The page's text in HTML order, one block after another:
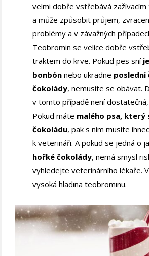
velmi dobře vstřebává
a může způsobit průjem,
problémy a v závažných
Teobromin se velice dobře
traktem do krve. Pokud pes sní
bonbón nebo ukradne poslední
čokolády, nemusíte se obávat.
v tomto případě není dostatečná,
Pokud máte malého psa, který
čokoládu, pak s ním musíte
k veterináři. A pokud se jedná o
hořké čokolády, nemá smysl
vyhledejte veterinárního lékaře.
vysoká hladina teobrominu.